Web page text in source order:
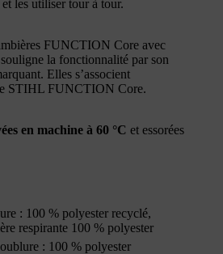
les utiliser tour à tour.
FUNCTION Core avec
la fonctionnalité par son
Elles s’associent
STIHL FUNCTION Core.
en machine à 60 °C et essorées
: 100 % polyester recyclé,
respirante 100 % polyester
: 100 % polyester